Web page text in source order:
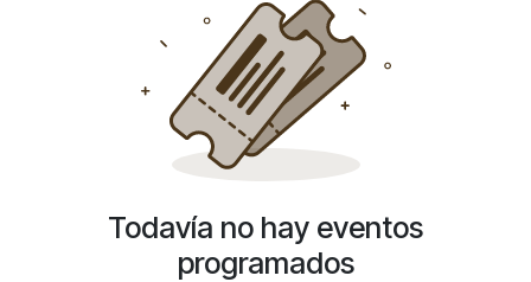
Todavía no hay eventos
programados